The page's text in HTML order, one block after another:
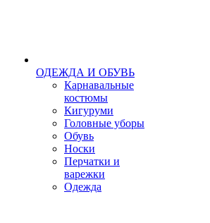
ОДЕЖДА И ОБУВЬ
Карнавальные
костюмы
Кигуруми
Головные уборы
Обувь
Носки
Перчатки и
варежки
Одежда